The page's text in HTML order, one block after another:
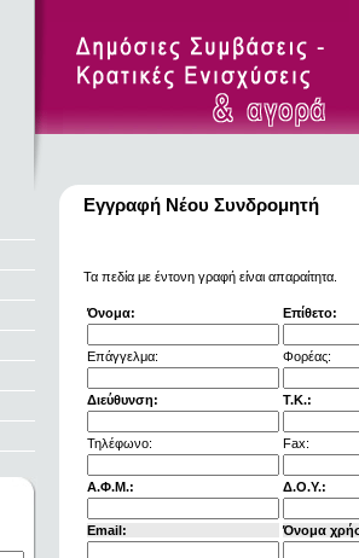
Εγγραφή Νέου Συνδρομητή
Τα πεδία με έντονη γραφή είναι απαραίτητα.
Όνομα: Επίθετο:
Επάγγελμα: Φορέας:
Διεύθυνση: Τ.Κ.:
Τηλέφωνο: Fax:
Α.Φ.Μ.: Δ.Ο.Υ.:
Email: Όνομα